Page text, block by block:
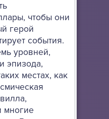
чтобы они
герой
события.
уровней,
эпизода,
местах, как
многие